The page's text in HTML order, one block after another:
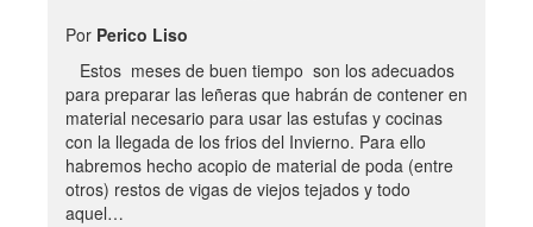
Por Perico Liso
Estos meses de buen tiempo son los adecuados
para preparar las leñeras que habrán de contener en
material necesario para usar las estufas y cocinas
con la llegada de los frios del Invierno. Para ello
habremos hecho acopio de material de poda (entre
otros) restos de vigas de viejos tejados y todo
aquel…